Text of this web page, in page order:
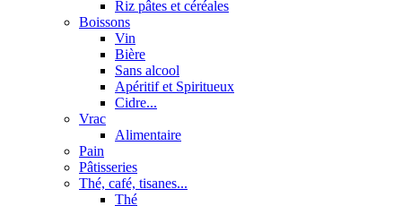
Riz pâtes et céréales
Boissons
Vin
Bière
Sans alcool
Apéritif et Spiritueux
Cidre...
Vrac
Alimentaire
Pain
Pâtisseries
Thé, café, tisanes...
Thé